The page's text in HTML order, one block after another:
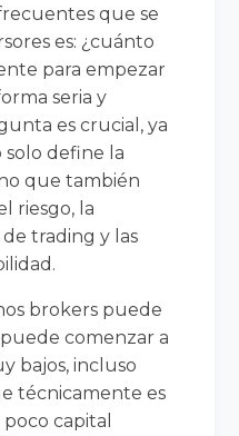
que se
es: ¿cuánto
para empezar
seria y
es crucial, ya
solo define la
que también
riesgo, la
trading y las
brokers puede
puede comenzar a
bajos, incluso
técnicamente es
capital